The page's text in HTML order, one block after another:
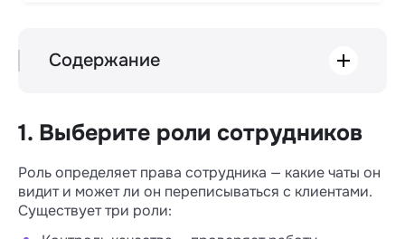
Содержание
нет в CRM). Где создать сделку?
Дополнительные настройки
Сохранять сообщения в карточку
лида, контакта и сделки
Уведомлять руководителей по всем
1. Выберите роли сотрудников
Роль определяет права сотрудника — какие чаты он
видит и может ли он переписываться с клиентами.
Существует три роли: